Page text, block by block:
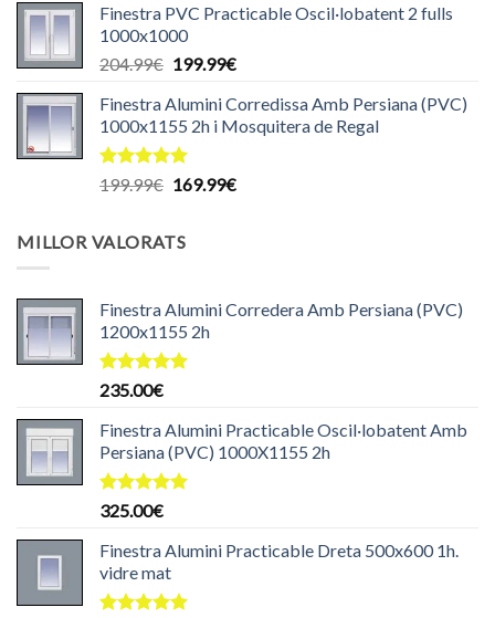
original
era:
140.00€.
actual
130.00€.
Finestra PVC Practicable Oscil·lobatent 2 fulls
1000x1000
204.99€ El
original
era:
204.99€.
199.99€El
actual
és:
Finestra Alumini Corredissa Amb Persiana (PVC)
1000x1155 2h i Mosquitera de Regal
Puntuat
199.99€ El
era:
169.99€El
MILLOR VALORATS
Finestra Alumini Corredera Amb Persiana (PVC)
1200x1155 2h
Puntuat
de 5
235.00€
Finestra Alumini Practicable Oscil·lobatent Amb
Persiana (PVC) 1000X1155 2h
Puntuat
de 5
325.00€
Finestra Alumini Practicable Dreta 500x600 1h.
vidre mat